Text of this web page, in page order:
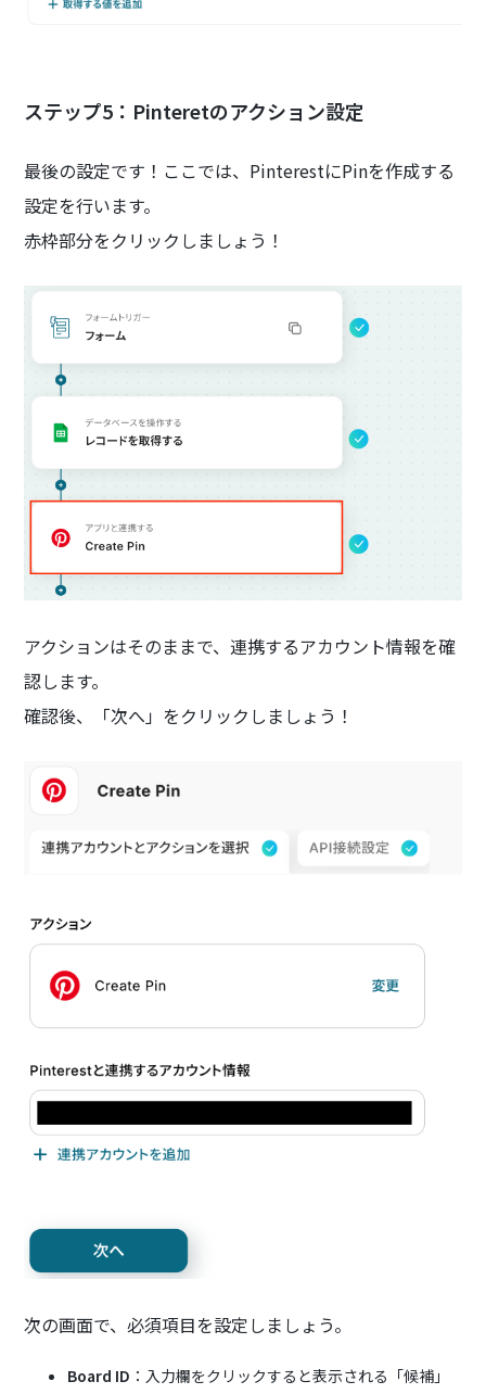
ステップ5：Pinteretのアクション設定
最後の設定です！ここでは、PinterestにPinを作成する
設定を行います。
赤枠部分をクリックしましょう！
アクションはそのままで、連携するアカウント情報を確
認します。
確認後、「次へ」をクリックしましょう！
次の画面で、必須項目を設定しましょう。
Board ID ：入力欄をクリックすると表示される「候補」